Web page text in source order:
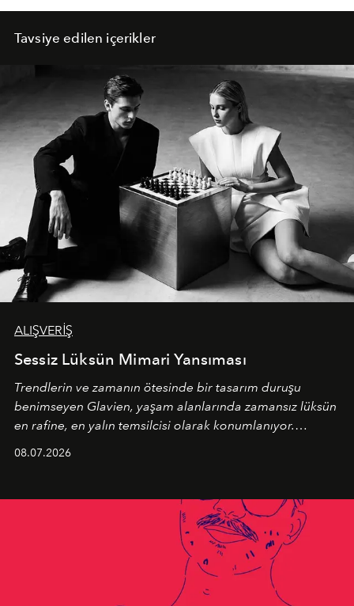
Tavsiye edilen içerikler
ALIŞVERİŞ
Sessiz Lüksün Mimari Yansıması
Trendlerin ve zamanın ötesinde bir tasarım duruşu
benimseyen Glavien, yaşam alanlarında zamansız lüksün
en rafine, en yalın temsilcisi olarak konumlanıyor.
08.07.2026